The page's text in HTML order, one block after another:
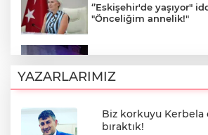
‘’Eskişehir'de yaşıyor"
"Önceliğim annelik!"
kıskaçla bitti!
Sınırda 500 Bin Euroluk
Operasyonu!
YAZARLARIMIZ
Biz korkuyu Kerbela
bıraktık!